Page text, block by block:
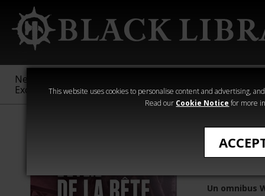
This website uses cookies to personalise content and advertising,
Read our Cookie Notice for more
New &
Exclusive
Sigmar
40,000
Heresy
L'Éveil
Un omnibus